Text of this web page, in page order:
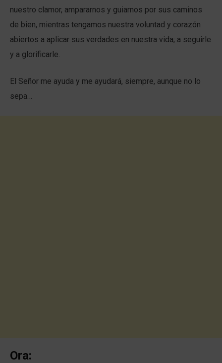
nuestro clamor, ampararnos y guiarnos por sus caminos
de bien, mientras tengamos nuestra voluntad y corazón
abiertos a aplicar sus verdades en nuestra vida; a seguirle
y a glorificarle.
El Señor me ayuda y me ayudará, siempre, aunque no lo
sepa…
Ora: